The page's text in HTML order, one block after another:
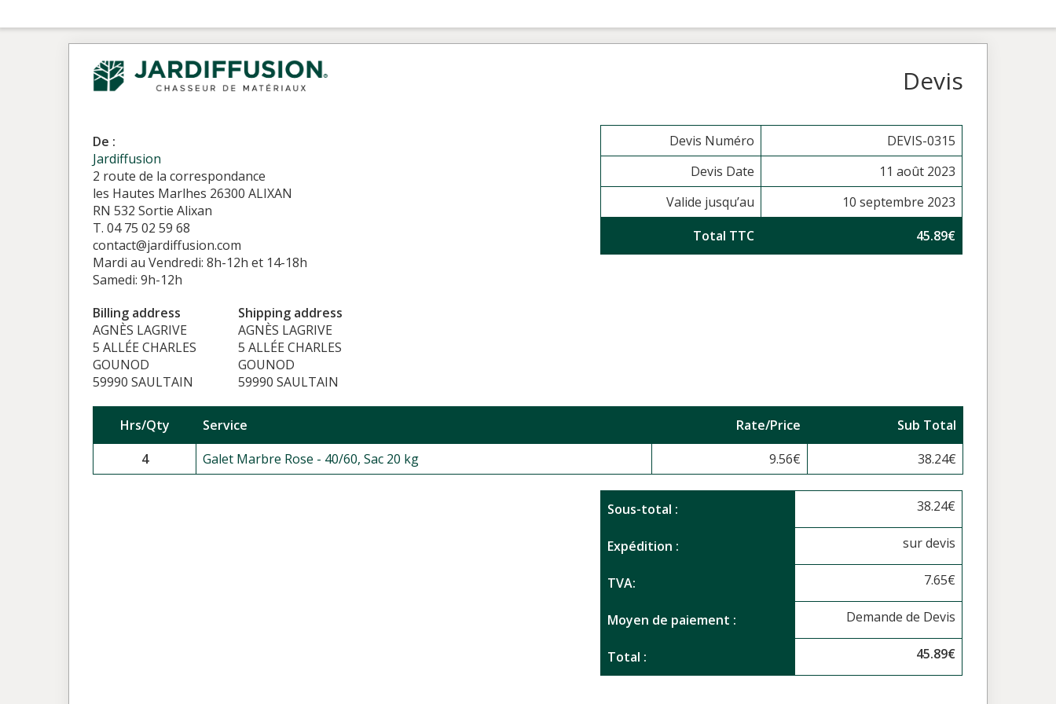
Devis
De :
Jardiffusion
2 route de la correspondance
les Hautes Marlhes 26300 ALIXAN
RN 532 Sortie Alixan
T. 04 75 02 59 68
contact@jardiffusion.com
Mardi au Vendredi: 8h-12h et 14-18h
Samedi: 9h-12h
Devis Numéro
DEVIS-0315
Devis Date
11 août 2023
Valide jusqu’au
10 septembre 2023
Total TTC
45.89€
Billing address
AGNÈS LAGRIVE
5 ALLÉE CHARLES
GOUNOD
59990 SAULTAIN
Shipping address
AGNÈS LAGRIVE
5 ALLÉE CHARLES
GOUNOD
59990 SAULTAIN
Hrs/Qty Service Rate/Price
Sub Total
4
Galet Marbre Rose - 40/60, Sac 20 kg 9.56€ 38.24€
Sous-total : 38.24€
Expédition : sur devis
TVA: 7.65€
Moyen de paiement : Demande de Devis
Total : 45.89€